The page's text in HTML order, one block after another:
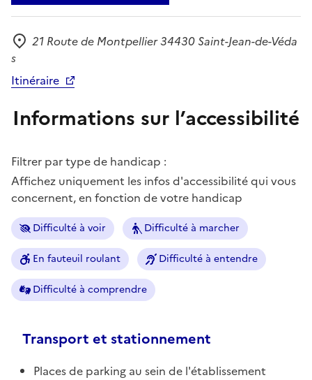
Adresse
21 Route de Montpellier 34430 Saint-Jean-de-Véda
s
Itinéraire
Informations sur l’accessibilité
Filtrer par type de handicap :
Affichez uniquement les infos d'accessibilité qui vous
concernent, en fonction de votre handicap
Difficulté à voir Difficulté à marcher
En fauteuil roulant Difficulté à entendre
Difficulté à comprendre
Transport et stationnement
Places de parking au sein de l'établissement